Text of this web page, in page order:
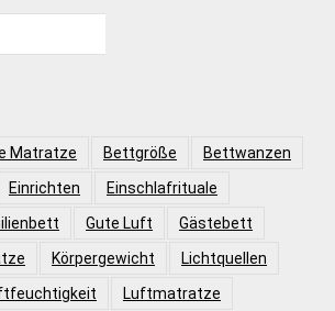
Matratze Bettgröße
Bettwanzen
Einrichten
Einschlafrituale
Gute Luft
Gästebett
Körpergewicht
Lichtquellen
Luftmatratze